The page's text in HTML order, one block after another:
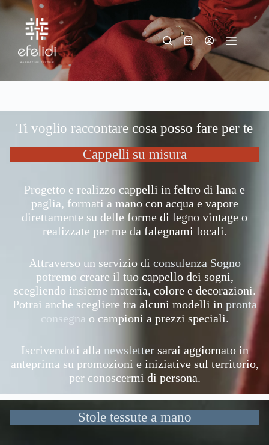
Salta
contenuto
Carrello
Ti voglio raccontare cosa posso fare per te
Cappelli su misura
Progetto e realizzo cappelli in feltro di lana e
paglia, formati a mano con acqua e vapore
direttamente su delle forme di legno vintage o
realizzate per me da falegnami locali.
Attraverso un servizio di consulenza Sogno
potremo creare il tuo cappello dei sogni,
scegliendo insieme materia, colore e decorazioni.
Potrai anche scegliere tra alcuni modelli in pronta
consegna o campioni a prezzi speciali.
Iscrivendoti alla newslettersarai aggiornato in
anteprima su promozioni e iniziative sul territorio,
per conoscermi di persona.
Stole tessute a mano